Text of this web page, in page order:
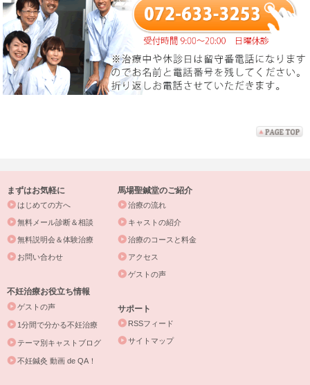
まずはお気軽に
はじめての方へ
無料メール診断＆相談
無料説明会＆体験治療
お問い合わせ
馬場聖鍼堂のご紹介
治療の流れ
キャストの紹介
治療のコースと料金
アクセス
ゲストの声
不妊治療お役立ち情報
ゲストの声
1分間で分かる不妊治療
テーマ別キャストブログ
不妊鍼灸 動画 de QA！
サポート
RSSフィード
サイトマップ